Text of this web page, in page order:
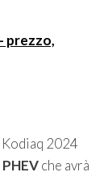
prezzo,
Kodiaq 2024
che avrà